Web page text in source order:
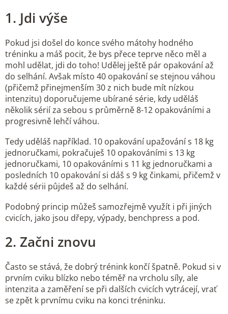
1. Jdi výše
Pokud jsi došel do konce svého mátohy hodného
tréninku a máš pocit, že bys přece teprve něco měl a
mohl udělat, jdi do toho! Udělej ještě pár opakování až
do selhání. Avšak místo 40 opakování se stejnou váhou
(přičemž přinejmenším 30 z nich bude mít nízkou
intenzitu) doporučujeme ubírané série, kdy uděláš
několik sérií za sebou s průměrně 8-12 opakováními a
progresivně lehčí váhou.
Tedy uděláš například. 10 opakování upažování s 18 kg
jednoručkami, pokračuješ 10 opakováními s 13 kg
jednoručkami, 10 opakováními s 11 kg jednoručkami a
posledních 10 opakování si dáš s 9 kg činkami, přičemž v
každé sérii půjdeš až do selhání.
Podobný princip můžeš samozřejmě využít i při jiných
cvicích, jako jsou dřepy, výpady, benchpress a pod.
2. Začni znovu
Často se stává, že dobrý trénink končí špatně. Pokud si v
prvním cviku blízko nebo téměř na vrcholu síly, ale
intenzita a zaměření se při dalších cvicích vytrácejí, vrať
se zpět k prvnímu cviku na konci tréninku.